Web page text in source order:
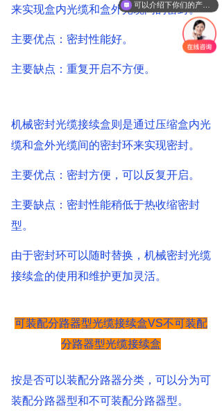
来实现盒内光缆和盒外光缆间的密封。
主要优点：密封性能好。
主要缺点：重复开启不方便。
机械密封光缆接续盒则是通过压缩盒内光
缆和盒外光缆间的密封环来实现密封。
主要优点：密封方便，可以反复开启。
主要缺点：密封性能稍低于热收缩密封
型。
由于密封环可以随时替换，机械密封光缆
接续盒的使用和维护更加灵活。
可装配分路器型光缆接续盒VS不可装配
分路器型光缆接续盒
按是否可以装配分路器分类，可以分为可
装配分路器型和不可装配分路器型。
可以介绍下你们的产品么